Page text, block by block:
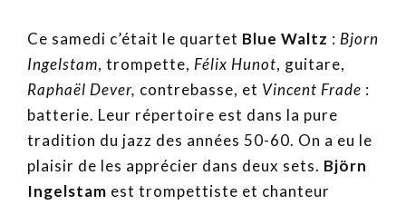
Ce samedi c’était le quartet Blue Waltz : Bjorn
Ingelstam, trompette, Félix Hunot, guitare,
Raphaël Dever, contrebasse, et Vincent Frade :
batterie. Leur répertoire est dans la pure
tradition du jazz des années 50-60. On a eu le
plaisir de les apprécier dans deux sets. Björn
Ingelstam est trompettiste et chanteur